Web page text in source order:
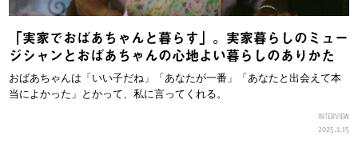
「実家でおばあちゃんと暮らす」。実家暮らしのミュー
ジシャンとおばあちゃんの心地よい暮らしのありかた
おばあちゃんは「いい子だね」「あなたが一番」「あなたと出会えて本
当によかった」とかって、私に言ってくれる。
INTERVIEW
2025.1.15